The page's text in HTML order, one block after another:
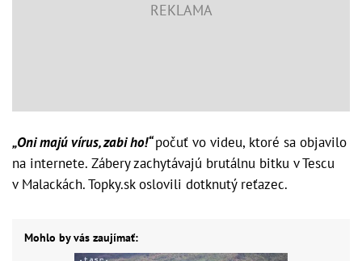
„Oni majú vírus, zabi ho!“počuť vo videu, ktoré sa objavilo
na internete. Zábery zachytávajú brutálnu bitku v Tescu
v Malackách. Topky.sk oslovili dotknutý reťazec.
Mohlo by vás zaujímať: